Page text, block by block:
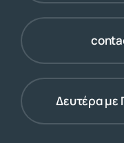
Δευτέρα με